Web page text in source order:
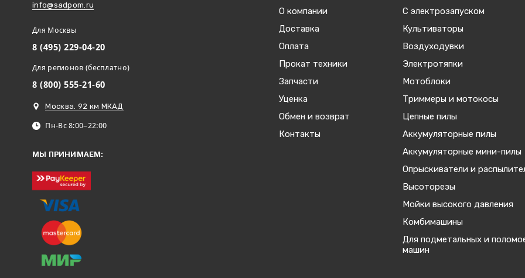
info@sadpom.ru
Для Москвы
8 (495) 229-04-20
Для регионов (бесплатно)
8 (800) 555-21-60
Москва. 92 км МКАД
Пн-Вс 8:00–22:00
МЫ ПРИНИМАЕМ:
О компании
Доставка
Оплата
Прокат техники
Запчасти
Уценка
Обмен и возврат
Контакты
С электрозапуском
Культиваторы
Воздуходувки
Электротяпки
Мотоблоки
Триммеры и мотокосы
Цепные пилы
Аккумуляторные пилы
Аккумуляторные мини-пилы
Опрыскиватели и
Высоторезы
Мойки высокого давления
Комбимашины
Для подметальных и
машин